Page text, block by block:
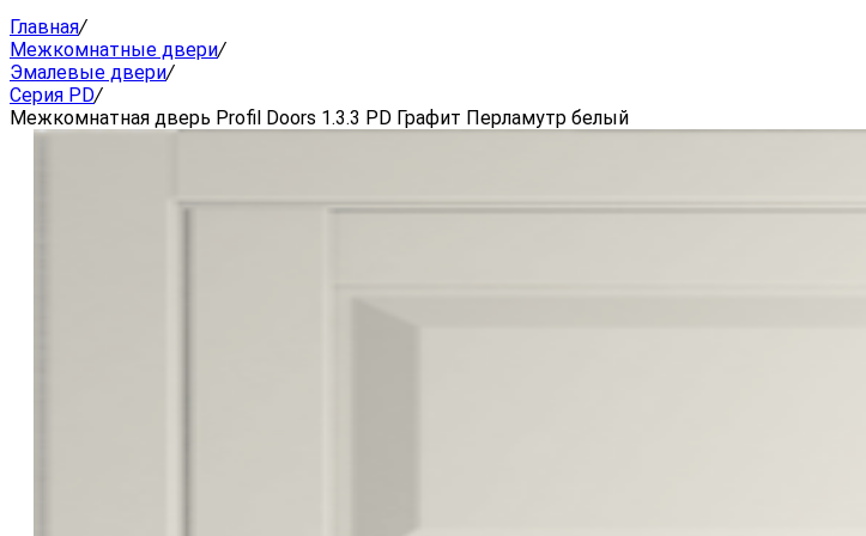
Главная/
Межкомнатные двери/
Эмалевые двери/
Серия PD/
Межкомнатная дверь Profil Doors 1.3.3 PD Графит Перламутр белый